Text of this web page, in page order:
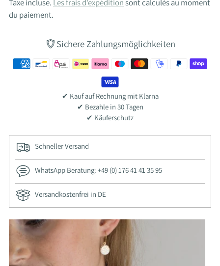
Taxe incluse. Les frais d'expéditionsont calculés au moment
du paiement.
Sichere Zahlungsmöglichkeiten
✔ Kauf auf Rechnung mit Klarna
✔ Bezahle in 30 Tagen
✔ Käuferschutz
Schneller Versand
WhatsApp Beratung: +49 (0) 176 41 41 35 95
Versandkostenfrei in DE
Ajouter
produit
à